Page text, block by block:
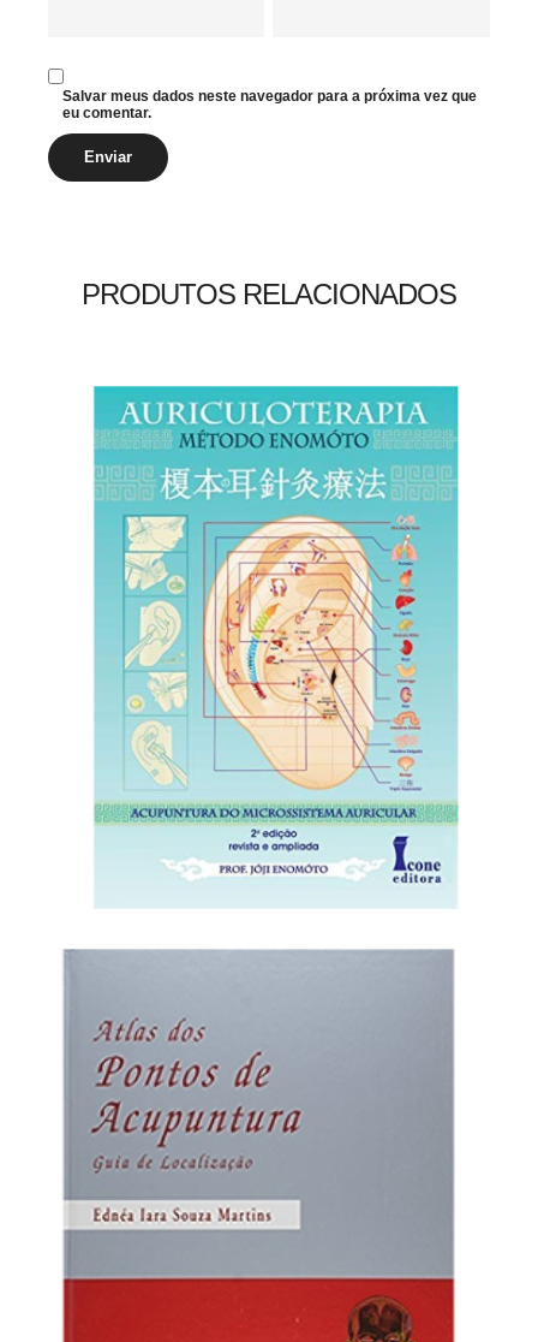
Salvar meus dados neste navegador para a próxima vez que
eu comentar.
PRODUTOS RELACIONADOS
R$80,00